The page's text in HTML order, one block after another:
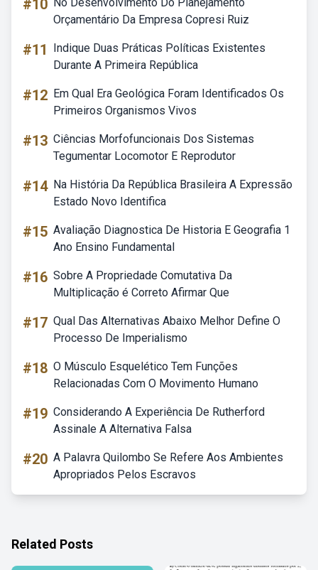
#10
Orçamentário Da Empresa Copresi Ruiz
#11
Indique Duas Práticas Políticas Existentes
Durante A Primeira República
#12 Em Qual Era Geológica Foram Identificados Os
Primeiros Organismos Vivos
#13 Ciências Morfofuncionais Dos Sistemas
Tegumentar Locomotor E Reprodutor
#14 Na História Da República Brasileira A Expressão
Estado Novo Identifica
#15 Avaliação Diagnostica De Historia E Geografia 1
Ano Ensino Fundamental
#16 Sobre A Propriedade Comutativa Da
Multiplicação é Correto Afirmar Que
#17 Qual Das Alternativas Abaixo Melhor Define O
Processo De Imperialismo
#18 O Músculo Esquelético Tem Funções
Relacionadas Com O Movimento Humano
#19 Considerando A Experiência De Rutherford
Assinale A Alternativa Falsa
#20 A Palavra Quilombo Se Refere Aos Ambientes
Apropriados Pelos Escravos
Related Posts